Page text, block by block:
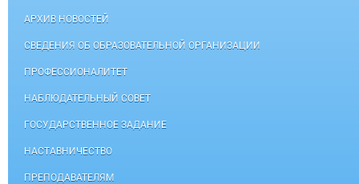
АРХИВ НОВОСТЕЙ
СВЕДЕНИЯ ОБ ОБРАЗОВАТЕЛЬНОЙ ОРГАНИЗАЦИИ
ПРОФЕССИОНАЛИТЕТ
НАБЛЮДАТЕЛЬНЫЙ СОВЕТ
ГОСУДАРСТВЕННОЕ ЗАДАНИЕ
НАСТАВНИЧЕСТВО
ПРЕПОДАВАТЕЛЯМ